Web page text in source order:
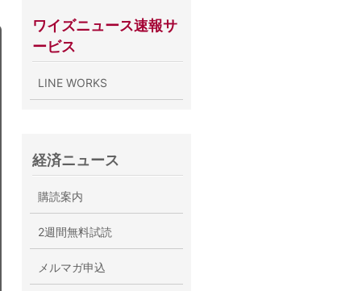
ワイズニュース速報サ
ービス
LINE WORKS
経済ニュース
購読案内
2週間無料試読
メルマガ申込